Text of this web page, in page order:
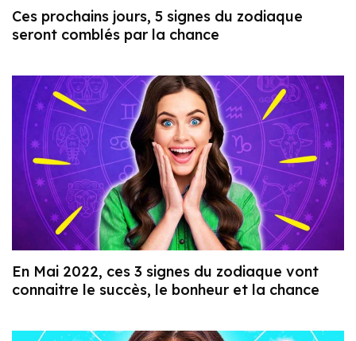
Ces prochains jours, 5 signes du zodiaque
seront comblés par la chance
En Mai 2022, ces 3 signes du zodiaque vont
connaitre le succès, le bonheur et la chance